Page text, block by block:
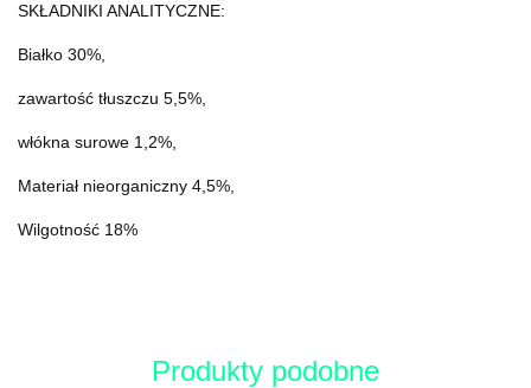
SKŁADNIKI ANALITYCZNE:
Białko 30%,
zawartość tłuszczu 5,5%,
włókna surowe 1,2%,
Materiał nieorganiczny 4,5%,
Wilgotność 18%
Produkty podobne